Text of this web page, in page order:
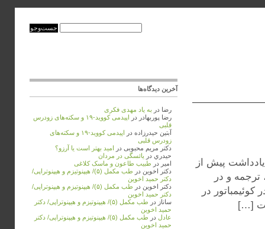
یادداشت پیش از
ترجمه و در
در
آخرین دیدگاه‌ها
رضا در به ‌یاد مهدی فکری
رضا پوربهادر در
اپیدمی کووید-۱۹ و سکته‌های زودرس
قلبی
آبتین حیدرزاده در
اپیدمی کووید-۱۹ و سکته‌های
زودرس قلبی
دکتر مریم محبوبی در امید بهتر است یا آرزو؟
حيدري در یائسگی در مردان
امیر در طبیب طاعون و ماسک کلاغی
دکتر اخوین در
طب مکمل (۵)/ هیپنوتیزم و هیپنوتراپی/
دکتر حمید اخوین
دکتر اخوین در
طب مکمل (۵)/ هیپنوتیزم و هیپنوتراپی/
دکتر حمید اخوین
ساناز در
طب مکمل (۵)/ هیپنوتیزم و هیپنوتراپی/ دکتر
حمید اخوین
عادل در
طب مکمل (۵)/ هیپنوتیزم و هیپنوتراپی/ دکتر
حمید اخوین